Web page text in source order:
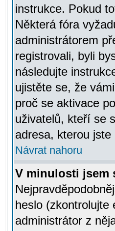
instrukce. Pokud
Některá fóra
administrátorem
registrovali, byli
následujte
ujistěte se, že
proč se aktivace
uživatelů, kteří se
adresa, kterou
Návrat nahoru
V minulosti jsem
heslo (zkontrolujte
administrátor z